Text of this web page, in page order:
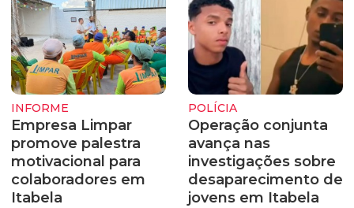
INFORME
Empresa Limpar
promove palestra
motivacional para
colaboradores em
Itabela
POLÍCIA
Operação conjunta
avança nas
investigações sobre
desaparecimento de
jovens em Itabela